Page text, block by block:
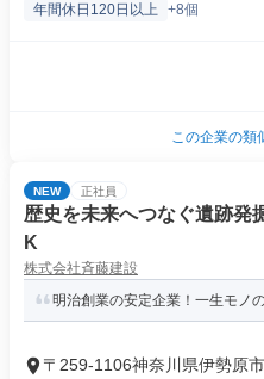
年間休日120日以上 +8個
この企業の類
NEW 正社員
歴史を未来へつなぐ遺跡発
K
株式会社斉藤建設
明治創業の安定企業！一生モノ
〒259-1106神奈川県伊勢原